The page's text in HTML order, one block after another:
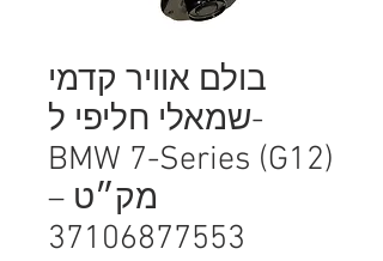
בולם אוויר קדמי
שמאלי חליפי ל-
BMW 7-Series (G12)
– מק״ט
37106877553